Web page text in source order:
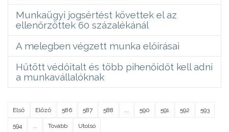
Munkaügyi jogsértést követtek el az
ellenőrzöttek 60 százalékánál
A melegben végzett munka előírásai
Hűtött védőitalt és több pihenőidőt kell adni
a munkavállalóknak
Első Előző 586 587 588 590 591 592 593
594 Tovább Utolsó